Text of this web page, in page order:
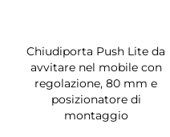
Chiudiporta Push Lite da
avvitare nel mobile con
regolazione, 80 mm e
posizionatore di
montaggio